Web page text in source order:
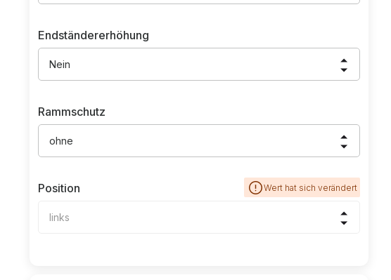
Endständererhöhung
Nein
Rammschutz
ohne
Position Wert hat sich verändert
links